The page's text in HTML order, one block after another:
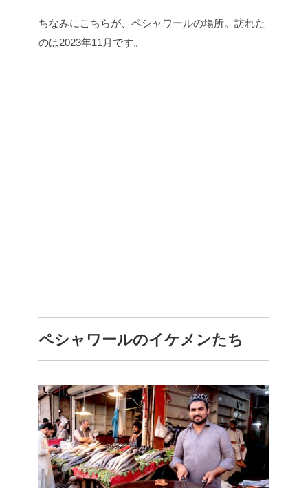
ちなみにこちらが、ペシャワールの場所。訪れた
のは2023年11月です。
ペシャワールのイケメンたち